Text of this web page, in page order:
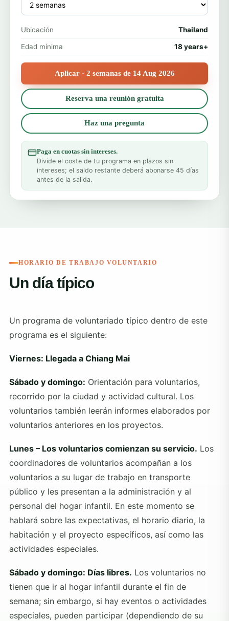
Ubicación Thailand
Edad mínima 18 years+
Aplicar · 2 semanas de 14 Aug 2026
Reserva una reunión gratuita
Haz una pregunta
Paga en cuotas sin intereses.
Divide el coste de tu programa en plazos sin
intereses; el saldo restante deberá abonarse 45 días
antes de la salida.
HORARIO DE TRABAJO VOLUNTARIO
Un día típico
Un programa de voluntariado típico dentro de este
programa es el siguiente:
Viernes: Llegada a Chiang Mai
Sábado y domingo: Orientación para voluntarios,
recorrido por la ciudad y actividad cultural. Los
voluntarios también leerán informes elaborados por
voluntarios anteriores en los proyectos.
Lunes – Los voluntarios comienzan su servicio. Los
coordinadores de voluntarios acompañan a los
voluntarios a su lugar de trabajo en transporte
público y les presentan a la administración y al
personal del hogar infantil. En este momento se
hablará sobre las expectativas, el horario diario, la
habitación y el proyecto específicos, así como las
actividades especiales.
Sábado y domingo: Días libres. Los voluntarios no
tienen que ir al hogar infantil durante el fin de
semana; sin embargo, si hay eventos o actividades
especiales, pueden participar (dependiendo de su